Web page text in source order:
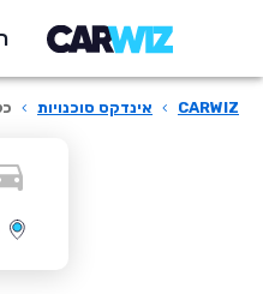
CARWIZ
› אינדקס סוכנויות ›